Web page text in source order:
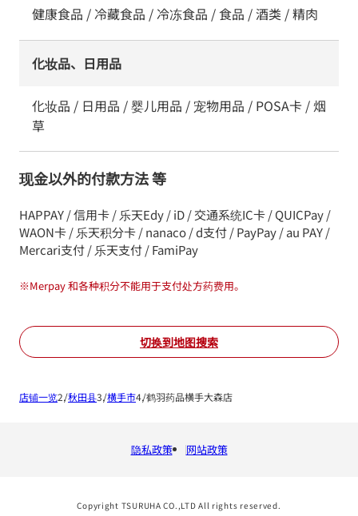
健康食品 / 冷藏食品 / 冷冻食品 / 食品 / 酒类 / 精肉
化妆品、日用品
化妆品 / 日用品 / 婴儿用品 / 宠物用品 / POSA卡 / 烟
草
现金以外的付款方法 等
HAPPAY / 信用卡 / 乐天Edy / iD / 交通系统IC卡 / QUICPay /
WAON卡 / 乐天积分卡 / nanaco / d支付 / PayPay / au PAY /
Mercari支付 / 乐天支付 / FamiPay
※Merpay 和各种积分不能用于支付处方药费用。
切换到地图搜索
店铺一览 秋田县 横手市 鹤羽药品横手大森店
隐私政策 网站政策
Copyright TSURUHA CO.,LTD All rights reserved.